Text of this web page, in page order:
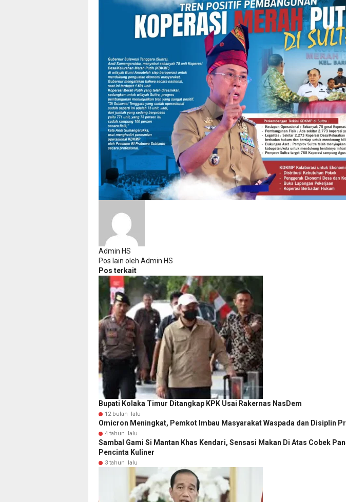
Admin HS
Pos lain oleh Admin HS
Pos terkait
Bupati Kolaka Timur Ditangkap KPK Usai Rakernas NasDem
12 bulan lalu
Omicron Meningkat, Pemkot Imbau Masyarakat Waspada dan Disiplin
4 tahun lalu
Sambal Gami Si Mantan Khas Kendari, Sensasi Makan Di Atas Cobek
Pencinta Kuliner
3 tahun lalu